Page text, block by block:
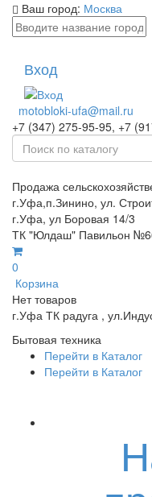
Ваш город: Москва
Вход
motobloki-ufa@mail.ru
+7 (347) 275-95-95, +7
Продажа
г.Уфа,п.Зинино, ул.
г.Уфа, ул Боровая 14/3
ТК "Юлдаш" Павильон
0
Корзина
Нет товаров
г.Уфа ТК радуга ,
Бытовая техника
Перейти в Каталог
Перейти в Каталог